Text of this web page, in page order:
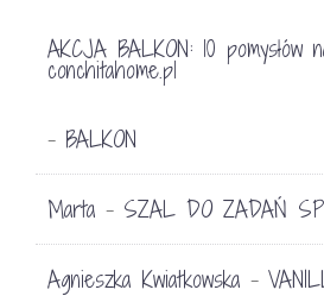
AKCJA BALKON: 10
conchitahome.pl
- BALKON
Marta - SZAL DO ZADAŃ
Agnieszka Kwiatkowska -